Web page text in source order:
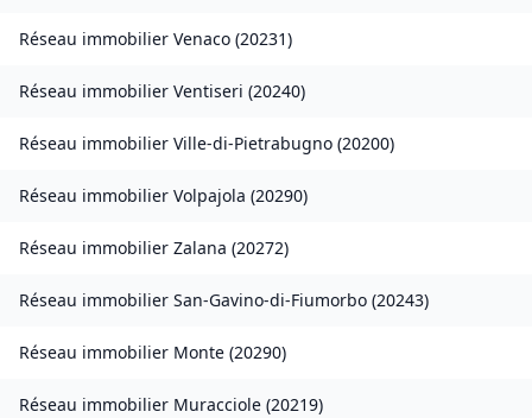
Réseau immobilier Venaco (20231)
Réseau immobilier Ventiseri (20240)
Réseau immobilier Ville-di-Pietrabugno (20200)
Réseau immobilier Volpajola (20290)
Réseau immobilier Zalana (20272)
Réseau immobilier San-Gavino-di-Fiumorbo (20243)
Réseau immobilier Monte (20290)
Réseau immobilier Muracciole (20219)